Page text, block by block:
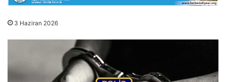
3 Haziran 2026